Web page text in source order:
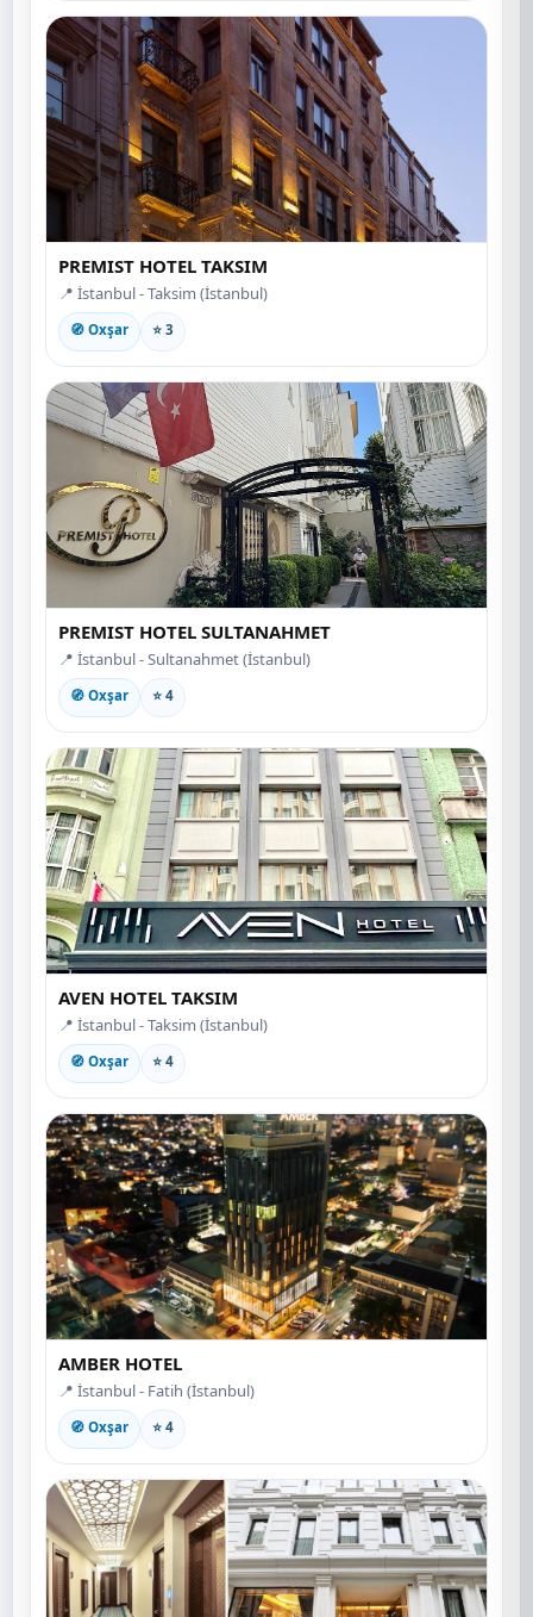
PREMIST HOTEL TAKSIM
📍 İstanbul - Taksim (İstanbul)
🧭 Oxşar ⭐ 3
PREMIST HOTEL SULTANAHMET
📍 İstanbul - Sultanahmet (İstanbul)
🧭 Oxşar ⭐ 4
AVEN HOTEL TAKSIM
📍 İstanbul - Taksim (İstanbul)
🧭 Oxşar ⭐ 4
AMBER HOTEL
📍 İstanbul - Fatih (İstanbul)
🧭 Oxşar ⭐ 4